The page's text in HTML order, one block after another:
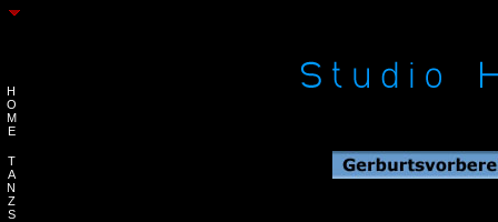
H
O
M
E
T
A
N
Z
S